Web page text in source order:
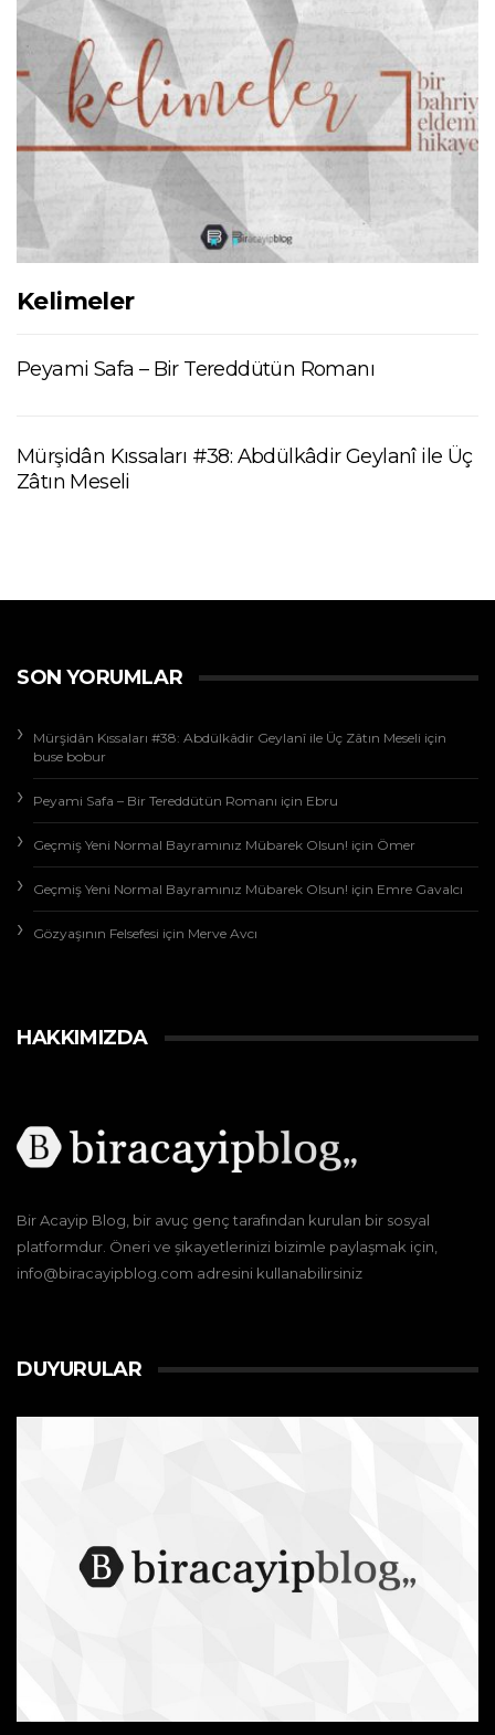
Kelimeler
Peyami Safa – Bir Tereddütün Romanı
Mürşidân Kıssaları #38: Abdülkâdir Geylanî ile Üç
Zâtın Meseli
SON YORUMLAR
Mürşidân Kıssaları #38: Abdülkâdir Geylanî ile Üç Zâtın Meseli için
buse bobur
Peyami Safa – Bir Tereddütün Romanı için Ebru
Geçmiş Yeni Normal Bayramınız Mübarek Olsun! için Ömer
Geçmiş Yeni Normal Bayramınız Mübarek Olsun! için Emre Gavalcı
Gözyaşının Felsefesi için Merve Avcı
HAKKIMIZDA
Bir Acayip Blog, bir avuç genç tarafından kurulan bir sosyal
platformdur. Öneri ve şikayetlerinizi bizimle paylaşmak için,
info@biracayipblog.com adresini kullanabilirsiniz
DUYURULAR